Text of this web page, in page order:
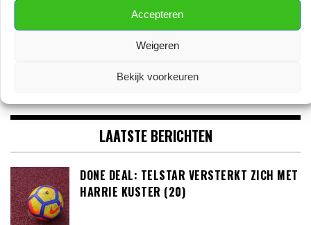
Accepteren
Weigeren
Bekijk voorkeuren
LAATSTE BERICHTEN
DONE DEAL: TELSTAR VERSTERKT ZICH MET
HARRIE KUSTER (20)